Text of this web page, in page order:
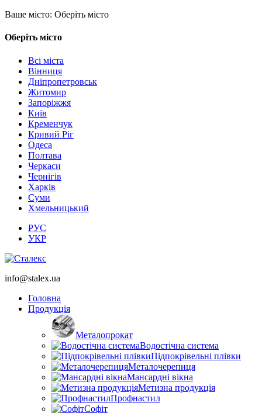
Ваше місто: Оберіть місто
Оберіть місто
Всі міста
Вінниця
Дніпропетровськ
Житомир
Запоріжжя
Київ
Кременчук
Кривий Ріг
Одеса
Полтава
Черкаси
Чернігів
Харків
Суми
Хмельницький
РУС
УКР
info@stalex.ua
Головна
Продукція
Металопрокат
Водостічна система
Підпокрівельні плівки
Металочерепиця
Мансардні вікна
Метизна продукція
Профнастил
Софіт